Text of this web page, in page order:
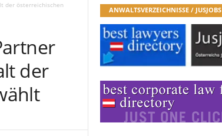
der österreichischen
der
ANWALTSVERZEICHNISSE / JUSJOBS